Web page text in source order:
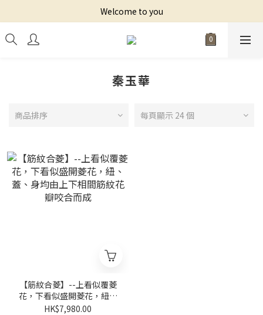
Welcome to you
秦玉華
商品排序 每頁顯示 24 個
【筋紋合菱】--上看似覆菱
花，下看似盛開菱花，紐、
蓋、身均由上下相間筋紋花
HK$7,980.00